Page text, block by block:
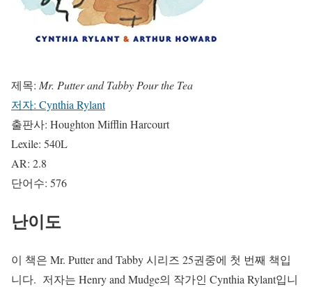
제목: Mr. Putter and Tabby Pour the Tea
저자: Cynthia Rylant
출판사: Houghton Mifflin Harcourt
Lexile: 540L
AR: 2.8
단어수: 576
난이도
이 책은 Mr. Putter and Tabby 시리즈 25권중에 첫 번째 책입
니다. 저자는 Henry and Mudge의 작가인 Cynthia Rylant입니